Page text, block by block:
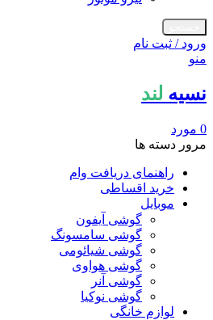
ورود / ثبت نام
منو
نسیه لند
0 مورد
مرور دسته ها
راهنمای دریافت وام
خرید اقساطی
موبایل
گوشی آیفون
گوشی سامسونگ
گوشی شیائومی
گوشی هواوی
گوشی آنر
گوشی نوکیا
لوازم خانگی